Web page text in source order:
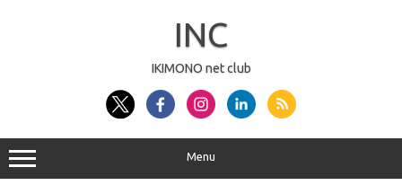
INC
IKIMONO net club
Menu